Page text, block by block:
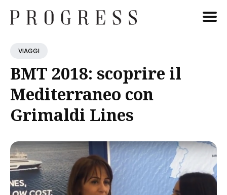
Cerca
VIAGGI
BMT 2018: scoprire il
Mediterraneo con
Grimaldi Lines